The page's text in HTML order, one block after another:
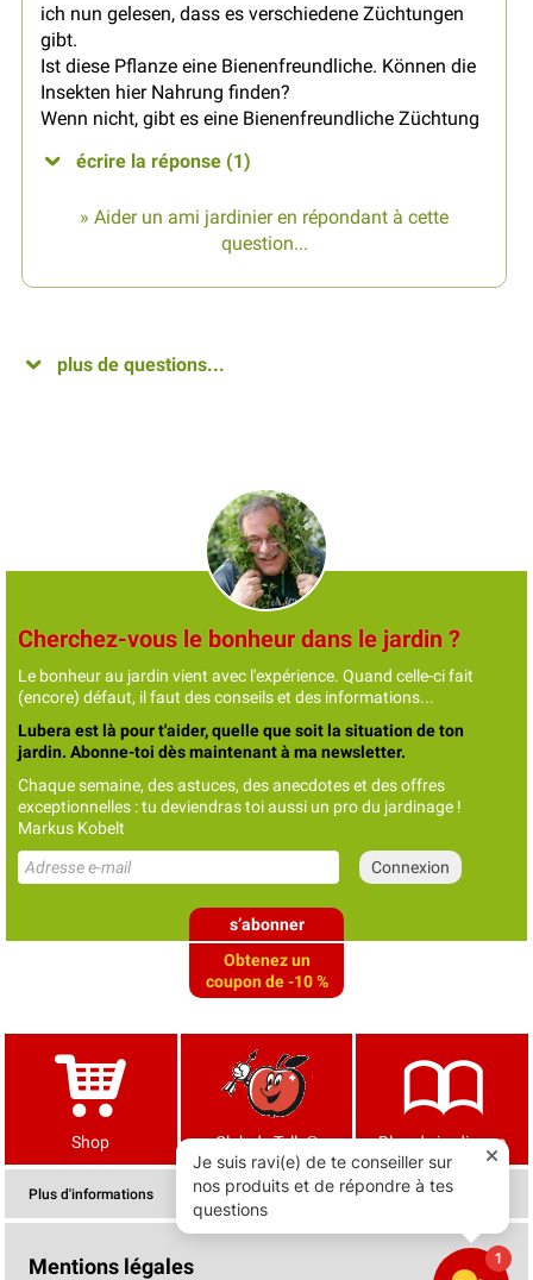
ich nun gelesen, dass es verschiedene Züchtungen
gibt.
Ist diese Pflanze eine Bienenfreundliche. Können die
Insekten hier Nahrung finden?
Wenn nicht, gibt es eine Bienenfreundliche Züchtung
écrire la réponse (1)
» Aider un ami jardinier en répondant à cette
question...
plus de questions...
Cherchez-vous le bonheur dans le jardin ?
Le bonheur au jardin vient avec l'expérience. Quand celle-ci fait
(encore) défaut, il faut des conseils et des informations...
Lubera est là pour t'aider, quelle que soit la situation de ton
jardin. Abonne-toi dès maintenant à ma newsletter.
Chaque semaine, des astuces, des anecdotes et des offres
exceptionnelles : tu deviendras toi aussi un pro du jardinage !
Markus Kobelt
s’abonner
Obtenez un
coupon de -10 %
Shop Club de Tells® Blog de jardinage
Plus d'informations
Mentions légales